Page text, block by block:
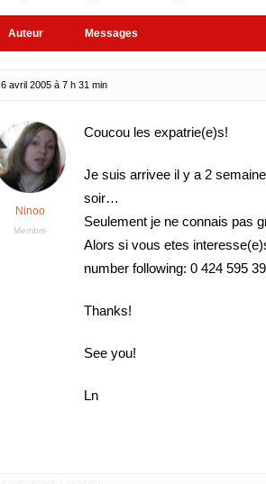
Auteur Messages
6 avril 2005 à 7 h 31 min
Ninoo
Membre
Coucou les expatrie(e)s!
Je suis arrivee il y a 2
soir…
Seulement je ne connais pas
Alors si vous etes
number following: 0 424 595
Thanks!
See you!
Ln